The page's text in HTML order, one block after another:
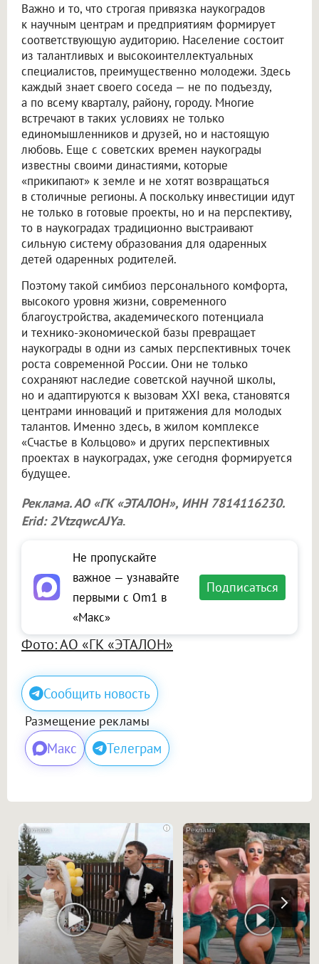
Важно и то, что строгая привязка наукоградов
к научным центрам и предприятиям формирует
соответствующую аудиторию. Население состоит
из талантливых и высокоинтеллектуальных
специалистов, преимущественно молодежи. Здесь
каждый знает своего соседа — не по подъезду,
а по всему кварталу, району, городу. Многие
встречают в таких условиях не только
единомышленников и друзей, но и настоящую
любовь. Еще с советских времен наукограды
известны своими династиями, которые
«прикипают» к земле и не хотят возвращаться
в столичные регионы. А поскольку инвестиции идут
не только в готовые проекты, но и на перспективу,
то в наукоградах традиционно выстраивают
сильную систему образования для одаренных
детей одаренных родителей.
Поэтому такой симбиоз персонального комфорта,
высокого уровня жизни, современного
благоустройства, академического потенциала
и технико-экономической базы превращает
наукограды в одни из самых перспективных точек
роста современной России. Они не только
сохраняют наследие советской научной школы,
но и адаптируются к вызовам XXI века, становятся
центрами инноваций и притяжения для молодых
талантов. Именно здесь, в жилом комплексе
«Счастье в Кольцово» и других перспективных
проектах в наукоградах, уже сегодня формируется
будущее.
Реклама. АО «ГК «ЭТАЛОН», ИНН 7814116230.
Erid: 2VtzqwcAJYa.
Не пропускайте
важное — узнавайте
первыми с Om1 в
«Макс»
Подписаться
Фото: АО «ГК «ЭТАЛОН»
Сообщить новость
Размещение рекламы
Макс Телеграм
i